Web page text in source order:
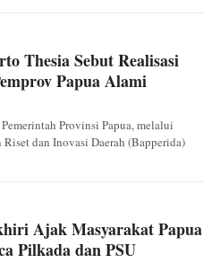
Thesia Sebut Realisasi
Papua Alami
Provinsi Papua, melalui
Riset dan Inovasi Daerah (Bapperida)
Ajak Masyarakat Papua
Pilkada dan PSU